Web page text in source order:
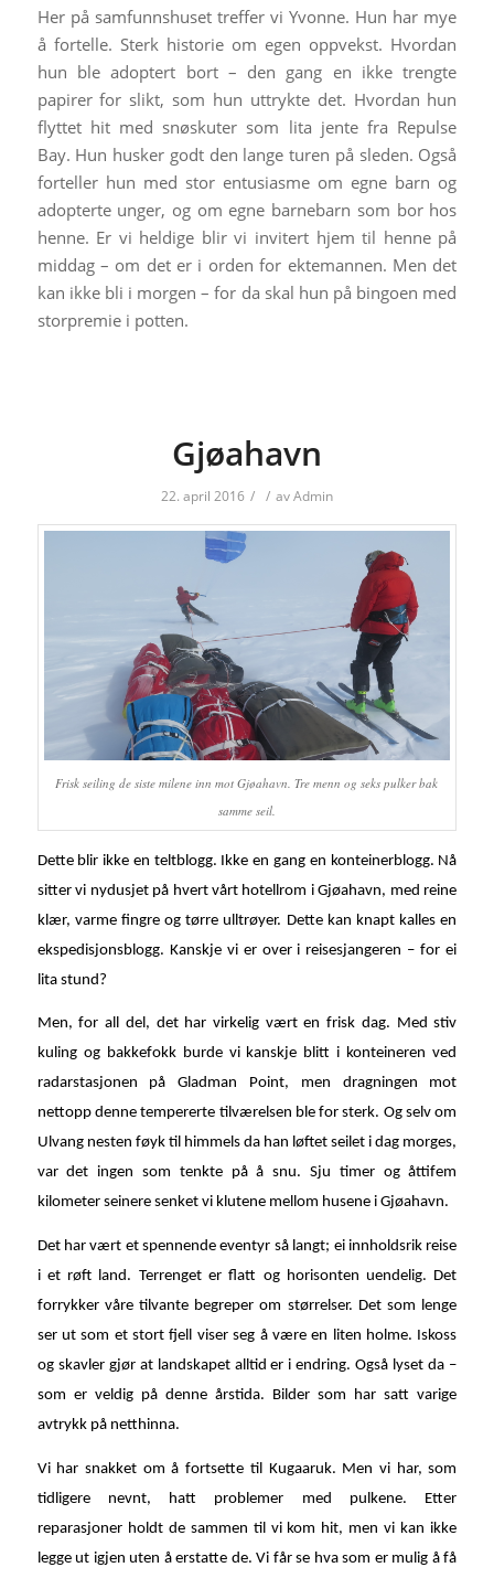
Her på samfunnshuset treffer vi Yvonne. Hun har mye
å fortelle. Sterk historie om egen oppvekst. Hvordan
hun ble adoptert bort – den gang en ikke trengte
papirer for slikt, som hun uttrykte det. Hvordan hun
flyttet hit med snøskuter som lita jente fra Repulse
Bay. Hun husker godt den lange turen på sleden. Også
forteller hun med stor entusiasme om egne barn og
adopterte unger, og om egne barnebarn som bor hos
henne. Er vi heldige blir vi invitert hjem til henne på
middag – om det er i orden for ektemannen. Men det
kan ikke bli i morgen – for da skal hun på bingoen med
storpremie i potten.
Gjøahavn
22. april 2016 / / avAdmin
Frisk seiling de siste milene inn mot Gjøahavn. Tre menn og seks pulker bak
samme seil.
Dette blir ikke en teltblogg. Ikke en gang en konteinerblogg. Nå
sitter vi nydusjet på hvert vårt hotellrom i Gjøahavn, med reine
klær, varme fingre og tørre ulltrøyer. Dette kan knapt kalles en
ekspedisjonsblogg. Kanskje vi er over i reisesjangeren – for ei
lita stund?
Men, for all del, det har virkelig vært en frisk dag. Med stiv
kuling og bakkefokk burde vi kanskje blitt i konteineren ved
radarstasjonen på Gladman Point, men dragningen mot
nettopp denne tempererte tilværelsen ble for sterk. Og selv om
Ulvang nesten føyk til himmels da han løftet seilet i dag morges,
var det ingen som tenkte på å snu. Sju timer og åttifem
kilometer seinere senket vi klutene mellom husene i Gjøahavn.
Det har vært et spennende eventyr så langt; ei innholdsrik reise
i et røft land. Terrenget er flatt og horisonten uendelig. Det
forrykker våre tilvante begreper om størrelser. Det som lenge
ser ut som et stort fjell viser seg å være en liten holme. Iskoss
og skavler gjør at landskapet alltid er i endring. Også lyset da –
som er veldig på denne årstida. Bilder som har satt varige
avtrykk på netthinna.
Vi har snakket om å fortsette til Kugaaruk. Men vi har, som
tidligere nevnt, hatt problemer med pulkene. Etter
reparasjoner holdt de sammen til vi kom hit, men vi kan ikke
legge ut igjen uten å erstatte de. Vi får se hva som er mulig å få